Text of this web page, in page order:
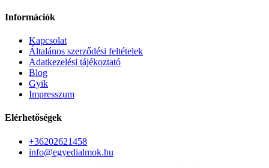
Információk
Kapcsolat
Általános szerződési feltételek
Adatkezelési tájékoztató
Blog
Gyik
Impresszum
Elérhetőségek
+36202621458
info@egyedialmok.hu